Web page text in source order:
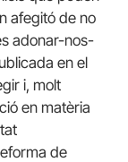
afegitó de no
adonar-nos-
en el
i, molt
en matèria
de